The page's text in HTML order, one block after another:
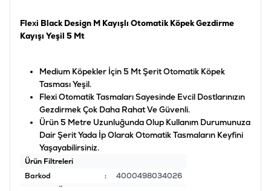
Flexi Black Design M Kayışlı Otomatik Köpek Gezdirme
Kayışı Yeşil 5 Mt
Medium Köpekler İçin 5 Mt Şerit Otomatik Köpek
Tasması Yeşil.
Flexi Otomatik Tasmaları Sayesinde Evcil Dostlarınızın
Gezdirmek Çok Daha Rahat Ve Güvenli.
Ürün 5 Metre Uzunluğunda Olup Kullanım Durumunuza
Dair Şerit Yada İp Olarak Otomatik Tasmaların Keyfini
Yaşayabilirsiniz.
Ürün Filtreleri
Barkod
:
4000498034026